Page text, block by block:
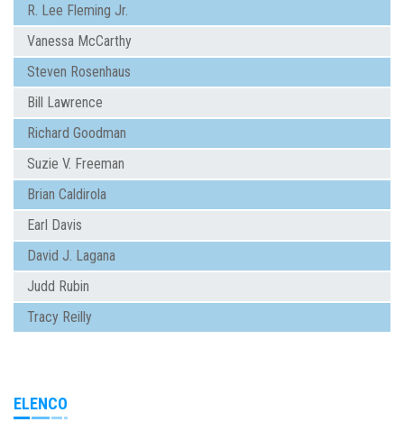
R. Lee Fleming Jr.
Vanessa McCarthy
Steven Rosenhaus
Bill Lawrence
Richard Goodman
Suzie V. Freeman
Brian Caldirola
Earl Davis
David J. Lagana
Judd Rubin
Tracy Reilly
ELENCO